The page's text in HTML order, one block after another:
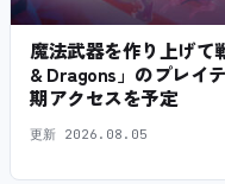
魔法武器を作り上げて
& Dragons」のプレイ
期アクセスを予定
更新 2026.08.05